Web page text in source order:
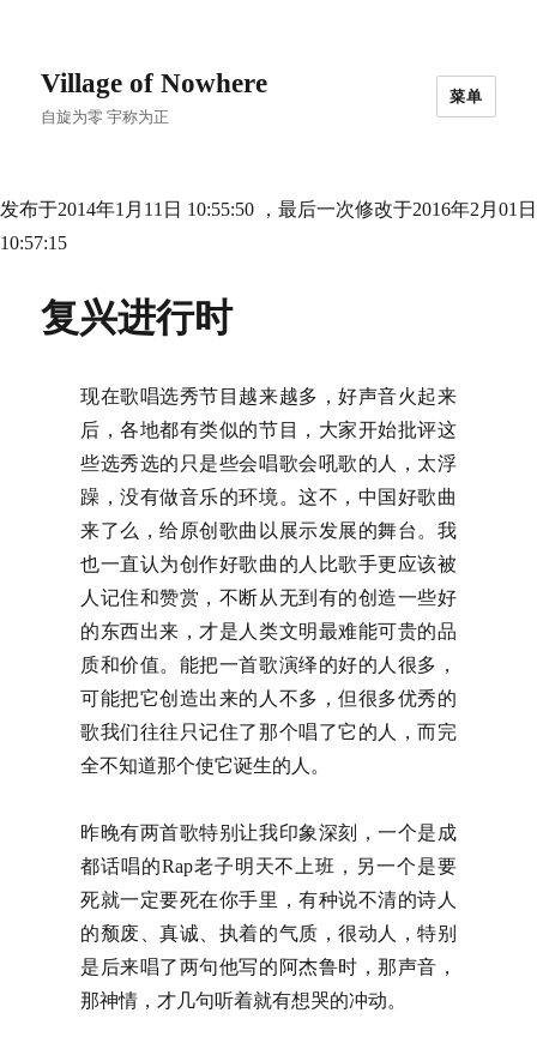
Village of Nowhere
自旋为零 宇称为正
菜单
发布于2014年1月11日 10:55:50 ，最后一次修改于2016年2月01日
10:57:15
复兴进行时
现在歌唱选秀节目越来越多，好声音火起来
后，各地都有类似的节目，大家开始批评这
些选秀选的只是些会唱歌会吼歌的人，太浮
躁，没有做音乐的环境。这不，中国好歌曲
来了么，给原创歌曲以展示发展的舞台。我
也一直认为创作好歌曲的人比歌手更应该被
人记住和赞赏，不断从无到有的创造一些好
的东西出来，才是人类文明最难能可贵的品
质和价值。能把一首歌演绎的好的人很多，
可能把它创造出来的人不多，但很多优秀的
歌我们往往只记住了那个唱了它的人，而完
全不知道那个使它诞生的人。
昨晚有两首歌特别让我印象深刻，一个是成
都话唱的Rap老子明天不上班，另一个是要
死就一定要死在你手里，有种说不清的诗人
的颓废、真诚、执着的气质，很动人，特别
是后来唱了两句他写的阿杰鲁时，那声音，
那神情，才几句听着就有想哭的冲动。